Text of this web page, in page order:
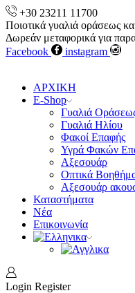
+30 23211 11700
Ποιοτικά γυαλιά οράσεως
Δωρεάν μεταφορικά για
Facebook
instagram
ΑΡΧΙΚΗ
E-Shop
Γυαλιά
Γυαλιά Ηλίου
Φακοί Επαφής
Υγρά Φακών
Αξεσουάρ
Οπτικά
Αξεσουάρ
Καταστήματα
Νέα
Επικοινωνία
Login Register